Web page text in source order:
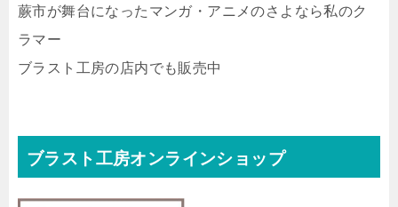
蕨市が舞台になったマンガ・アニメのさよなら私のク
ラマー
ブラスト工房の店内でも販売中
ブラスト工房オンラインショップ